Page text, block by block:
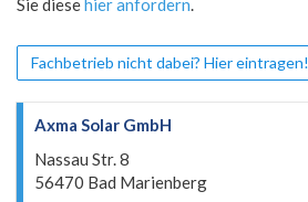
Sie diese hier anfordern.
Fachbetrieb nicht dabei? Hier eintragen!
Axma Solar GmbH
Nassau Str. 8
56470 Bad Marienberg